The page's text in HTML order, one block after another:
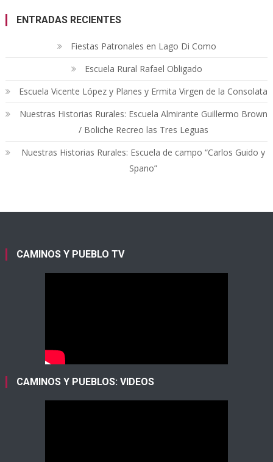
ENTRADAS RECIENTES
Fiestas Patronales en Lago Di Como
Escuela Rural Rafael Obligado
Escuela Vicente López y Planes y Ermita Virgen de la Consolata
Nuestras Historias Rurales: Escuela Almirante Guillermo Brown
/ Boliche Recreo las Tres Leguas
Nuestras Historias Rurales: Escuela de campo “Carlos Guido y
Spano”
CAMINOS Y PUEBLO TV
CAMINOS Y PUEBLOS: VIDEOS